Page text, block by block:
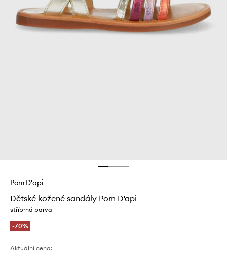
Pom D'api
Dětské kožené sandály Pom D'api
stříbrná barva
-70%
Aktuální cena: